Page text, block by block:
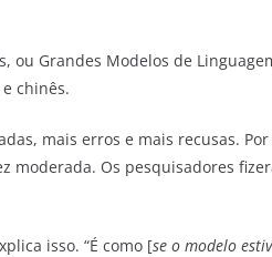
ou Grandes Modelos de
chinês.
mais erros e mais recusas.
Os pesquisadores
isso. “É como [se o modelo